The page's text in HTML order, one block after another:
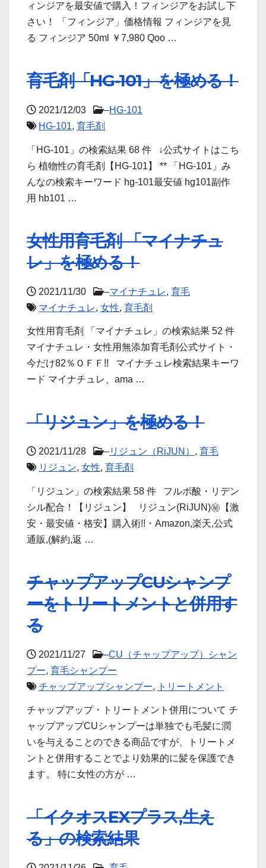
ィンジアを最安値で購入！フィンジアをお試し下
さい！ 「フィンジア」価格情報 フィンジアを見
る フィンジア 50ml ￥7,980 Qoo …
育毛剤「HG-101」を極める！
2021/12/03 –HG-101
HG-101, 育毛剤
「HG-101」の検索結果 68 件 ↓公式サイトはこち
ら 植物性の育毛剤【HG-101】 ** 「HG-101」み
んなの検索キーワード hg-101最安値 hg101副作
用 hb101 …
女性用育毛剤 「マイナチュ
レ」を極める！
2021/11/30 –マイナチュレ, 育毛
マイナチュレ, 女性, 育毛剤
女性用育毛剤 「マイナチュレ」の検索結果 52 件
マイナチュレ・女性用無添加育毛剤公式サイト・
今だけ82％ＯＦＦ!! マイナチュレ検索結果キーワ
ード マイナチュレ、ama …
「リジュン」を極める！
2021/11/28 –リジュン（RiJUN） , 育毛
リジュン, 女性, 育毛剤
「リジュン」の検索結果 58 件 フルボ酸・リデン
シル配合！【リジュン】 リジュン(RiJUN)㊙【激
安・最安値・格安】購入術!!・Amazon,楽天,公式
通販,(解約,返 …
チャップアップCUシャンプ
ーをトリートメントと併用す
る
2021/11/27 –CU（チャップアップ）シャン
プー, 育毛シャンプー
チャップアップシャンプー, トリートメント
チャップアップ・トリートメント併用について チ
ャップアップCUシャンプーは単独でも毛髪に潤
いを与えることのできる商品ですが、トリートメ
ントと併用することでより効果的に髪を保護でき
ます。 特に女性の方が …
「イクオスEXプラス,生え
る」の検索結果